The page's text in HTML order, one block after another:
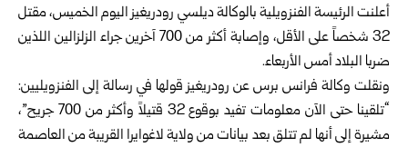
أعلنت الرئيسة الفنزويلية بالوكالة ديلسي رودريغيز اليوم الخميس، مقتل
32 شخصاً على ‏الأقل، وإصابة أكثر من 700 آخرين جراء الزلزالين اللذين
ضربا البلاد أمس الأربعاء.‏
ونقلت وكالة فرانس برس عن رودريغيز قولها في رسالة إلى الفنزويليين:
“تلقينا حتى الآن ‏معلومات تفيد بوقوع 32 قتيلاً وأكثر من 700 جريح”،
مشيرة إلى أنها لم تتلق بعد بيانات ‏من ولاية لاغوايرا القريبة من العاصمة